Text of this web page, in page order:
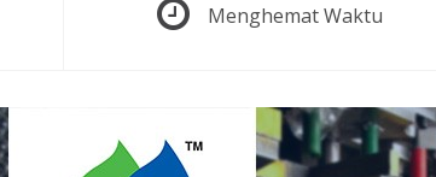
Menghemat Waktu